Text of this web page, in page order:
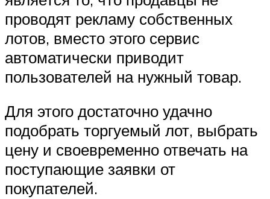
проводят рекламу собственных
лотов, вместо этого сервис
автоматически приводит
пользователей на нужный товар.
Для этого достаточно удачно
подобрать торгуемый лот, выбрать
цену и своевременно отвечать на
поступающие заявки от
покупателей.